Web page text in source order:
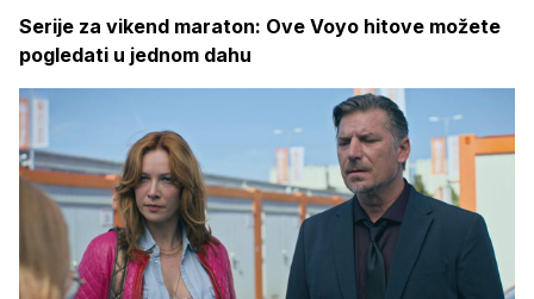
Serije za vikend maraton: Ove Voyo hitove možete
pogledati u jednom dahu